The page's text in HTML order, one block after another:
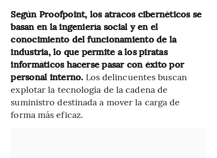
Según Proofpoint, los atracos cibernéticos se
basan en la ingeniería social y en el
conocimiento del funcionamiento de la
industria, lo que permite a los piratas
informáticos hacerse pasar con éxito por
personal interno. Los delincuentes buscan
explotar la tecnología de la cadena de
suministro destinada a mover la carga de
forma más eficaz.